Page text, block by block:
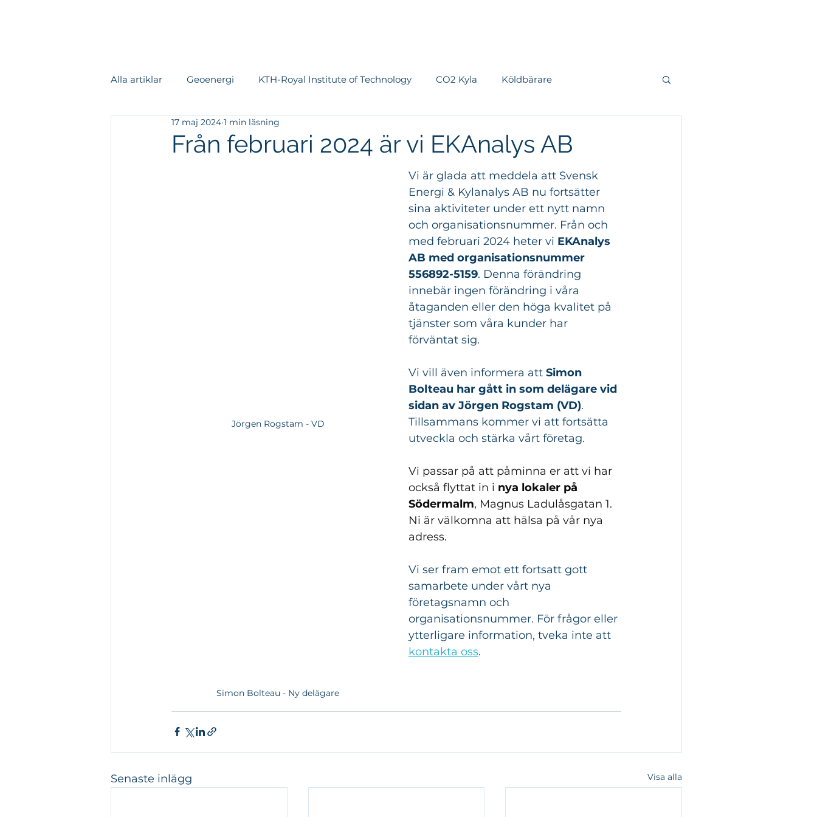
Alla artiklar Geoenergi KTH-Royal Institute of Technology CO2 Kyla Köldbärare
Värmeåtervinning Kylsystem
Planvärme Värmepumpar Fjärrvärme
Från februari 2024 är vi EKAnalys AB
17 maj 2024 1 min läsning
Jörgen Rogstam - VD
Vi är glada att meddela att Svensk
Energi & Kylanalys AB nu fortsätter
sina aktiviteter under ett nytt namn
och organisationsnummer. Från och
med februari 2024 heter vi EKAnalys
AB med organisationsnummer
556892-5159. Denna förändring
innebär ingen förändring i våra
åtaganden eller den höga kvalitet på
tjänster som våra kunder har
förväntat sig.
Vi vill även informera att Simon
Bolteau har gått in som delägare vid
sidan av Jörgen Rogstam (VD).
Tillsammans kommer vi att fortsätta
utveckla och stärka vårt företag.
Simon Bolteau - Ny delägare
Vi passar på att påminna er att vi har
också flyttat in i nya lokaler på
Södermalm, Magnus Ladulåsgatan 1.
Ni är välkomna att hälsa på vår nya
adress.
Vi ser fram emot ett fortsatt gott
samarbete under vårt nya
företagsnamn och
organisationsnummer. För frågor eller
ytterligare information, tveka inte att
kontakta oss.
Senaste inlägg Visa alla